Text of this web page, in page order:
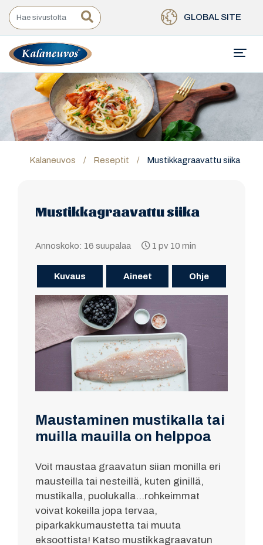
GLOBAL SITE
Kalaneuvos / Reseptit / Mustikkagraavattu siika
Mustikkagraavattu siika
Annoskoko: 16 suupalaa 1 pv 10 min
Kuvaus Aineet Ohje
Maustaminen mustikalla tai
muilla mauilla on helppoa
Voit maustaa graavatun siian monilla eri
mausteilla tai nesteillä, kuten ginillä,
mustikalla, puolukalla…rohkeimmat
voivat kokeilla jopa tervaa,
piparkakkumaustetta tai muuta
eksoottista! Katso mustikkagraavatun